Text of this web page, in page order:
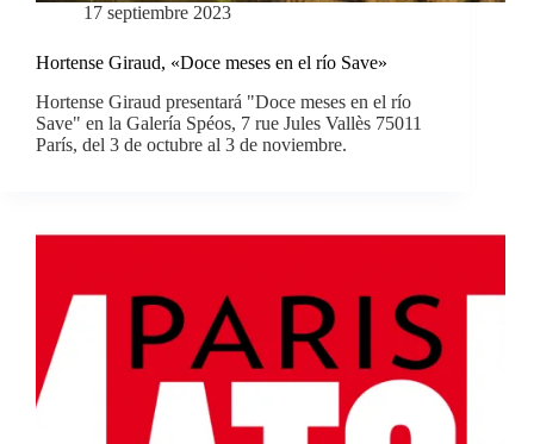
17 septiembre 2023
Hortense Giraud, «Doce meses en el río Save»
Hortense Giraud presentará "Doce meses en el río
Save" en la Galería Spéos, 7 rue Jules Vallès 75011
París, del 3 de octubre al 3 de noviembre.